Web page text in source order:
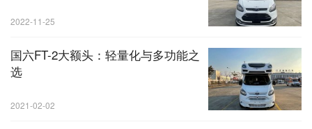
2022-11-25
国六FT-2大额头：轻量化与多功能之
选
2021-02-02